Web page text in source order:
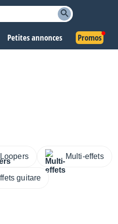
Petites annonces Promos
Loopers Multi-effets
guitare